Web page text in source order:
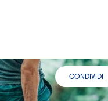
CONDIVIDI
DOLORI